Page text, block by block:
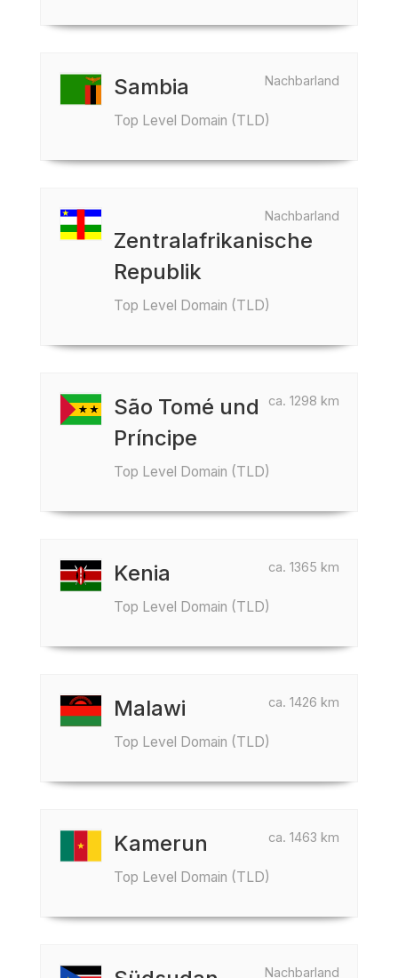
Nachbarland
Sambia
Top Level Domain (TLD)
Nachbarland
Zentralafrikanische
Republik
Top Level Domain (TLD)
ca. 1298 km
São Tomé und
Príncipe
Top Level Domain (TLD)
ca. 1365 km
Kenia
Top Level Domain (TLD)
ca. 1426 km
Malawi
Top Level Domain (TLD)
ca. 1463 km
Kamerun
Top Level Domain (TLD)
Nachbarland